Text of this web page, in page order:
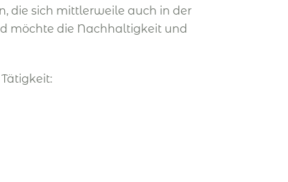
die sich mittlerweile auch in der
möchte die Nachhaltigkeit und